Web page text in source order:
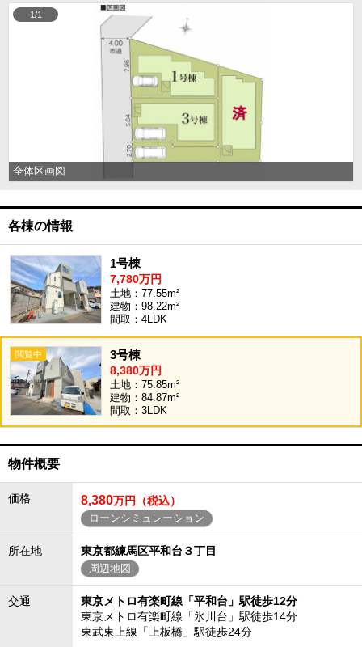
全体区画図
1/1
各棟の情報
1号棟
7,780万円
土地：77.55m²
建物：98.22m²
間取：4LDK
3号棟
8,380万円
土地：75.85m²
建物：84.87m²
間取：3LDK
物件概要
価格 8,380万円（税込）
ローンシミュレーション
所在地 東京都練馬区平和台３丁目
周辺地図
交通
東京メトロ有楽町線「平和台」駅徒歩12分
東京メトロ有楽町線「氷川台」駅徒歩14分
東武東上線「上板橋」駅徒歩24分